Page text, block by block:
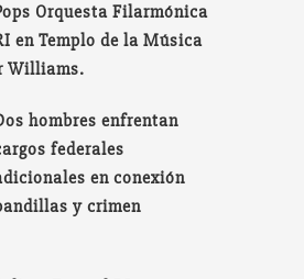
Orquesta Filarmónica
en Templo de la Música
Williams.
hombres enfrentan
federales
en conexión
y crimen